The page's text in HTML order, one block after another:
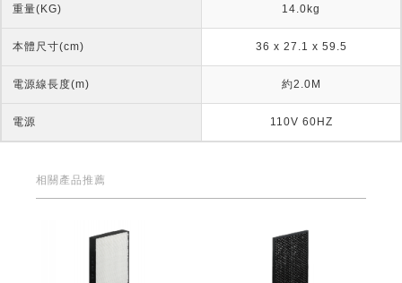
重量(KG) 14.0kg
本體尺寸(cm) 36 x 27.1 x 59.5
電源線長度(m) 約2.0M
電源 110V 60HZ
相關產品推薦